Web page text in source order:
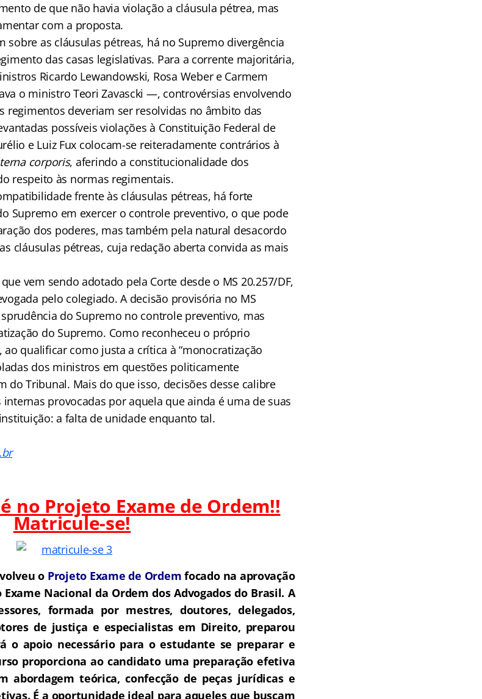
de que não havia violação a cláusula pétrea, mas
com a proposta.
sobre as cláusulas pétreas, há no Supremo divergência
das casas legislativas. Para a corrente majoritária,
Ricardo Lewandowski, Rosa Weber e Carmem
o ministro Teori Zavascki —, controvérsias envolvendo
regimentos deveriam ser resolvidas no âmbito das
possíveis violações à Constituição Federal de
e Luiz Fux colocam-se reiteradamente contrários à
corporis, aferindo a constitucionalidade dos
respeito às normas regimentais.
frente às cláusulas pétreas, há forte
Supremo em exercer o controle preventivo, o que pode
dos poderes, mas também pela natural desacordo
cláusulas pétreas, cuja redação aberta convida as mais
vem sendo adotado pela Corte desde o MS 20.257/DF,
pelo colegiado. A decisão provisória no MS
do Supremo no controle preventivo, mas
do Supremo. Como reconheceu o próprio
qualificar como justa a crítica à “monocratização
dos ministros em questões politicamente
do Tribunal. Mais do que isso, decisões desse calibre
provocadas por aquela que ainda é uma de suas
a falta de unidade enquanto tal.
é no Projeto Exame de Ordem!!
Matricule-se!
o Projeto Exame de Ordemfocado na aprovação
Nacional da Ordem dos Advogados do Brasil. A
formada por mestres, doutores, delegados,
de justiça e especialistas em Direito, preparou
o apoio necessário para o estudante se preparar e
proporciona ao candidato uma preparação efetiva
abordagem teórica, confecção de peças jurídicas e
É a oportunidade ideal para aqueles que buscam